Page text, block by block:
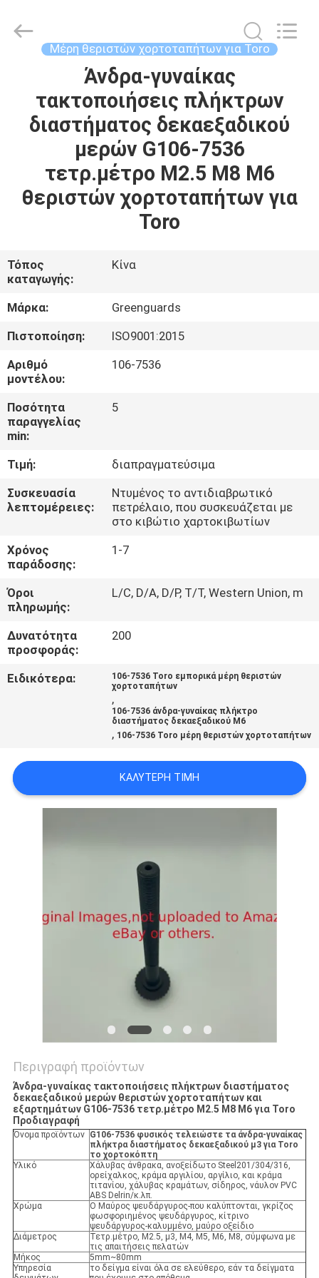
ΠΡΟΪΌΝΤΑ
ΠΕΡΊΠΟΥ
ΕΜΕΊΣ
ΕΡΓΟΣΤΑΣΊΩΝ
ΠΟΙΟΤΙΚΌΣ
ΈΛΕΓΧΟΣ
ΜΑΣ
ΕΛΆΤΕ
ΣΕ
ΜΕ
ΕΙΔΉΣΕΙΣ
ΖΗΤΉΣΤΕ
ΑΠΌΣΠΑΣΜΑ
SITEMAP
Trading
Μέρη θεριστών χορτοταπήτων για Toro
Άνδρα-γυναίκας
τακτοποιήσεις πλήκτρων
διαστήματος δεκαεξαδικού
μερών G106-7536
τετρ.μέτρο M2.5 M8 M6
θεριστών χορτοταπήτων για
Toro
Τόπος
καταγωγής:
Κίνα
Μάρκα:
Greenguards
Πιστοποίηση:
ISO9001:2015
Αριθμό
μοντέλου:
106-7536
Ποσότητα
παραγγελίας
min:
5
Τιμή:
διαπραγματεύσιμα
Συσκευασία
λεπτομέρειες:
Ντυμένος το αντιδιαβρωτικό
πετρέλαιο, που συσκευάζεται με
στο κιβώτιο χαρτοκιβωτίων
Χρόνος
παράδοσης:
1-7
Όροι
πληρωμής:
L/C, D/A, D/P, T/T, Western Union, m
Δυνατότητα
προσφοράς:
200
Ειδικότερα:
106-7536 Toro εμπορικά μέρη θεριστών
χορτοταπήτων
,
106-7536 άνδρα-γυναίκας πλήκτρο
διαστήματος δεκαεξαδικού M6
, 106-7536 Toro μέρη θεριστών χορτοταπήτων
ΚΑΛΎΤΕΡΗ ΤΙΜΉ
Περιγραφή προϊόντων
Άνδρα-γυναίκας τακτοποιήσεις πλήκτρων διαστήματος
δεκαεξαδικού μερών θεριστών χορτοταπήτων και
εξαρτημάτων G106-7536 τετρ.μέτρο M2.5 M8 M6 για Toro
Προδιαγραφή
Όνομα προϊόντων G106-7536 φυσικός τελειώστε τα άνδρα-γυναίκας
πλήκτρα διαστήματος δεκαεξαδικού μ3 για Toro
το χορτοκόπτη
Υλικό
Χάλυβας άνθρακα, ανοξείδωτο Steel201/304/316,
ορείχαλκος, κράμα αργιλίου, αργίλιο, και κράμα
τιτανίου, χάλυβας κραμάτων, σίδηρος, νάυλον PVC
ABS Delrin/κ.λπ.
Χρώμα
Ο Μαύρος ψευδάργυρος-που καλύπτονται, γκρίζος
φωσφοριημένος ψευδάργυρος, κίτρινο
ψευδάργυρος-καλυμμένο, μαύρο οξείδιο
Διάμετρος
Τετρ.μέτρο, M2.5, μ3, M4, M5, M6, M8, σύμφωνα με
τις απαιτήσεις πελατών
Μήκος
5mm~80mm
Υπηρεσία
το δείγμα είναι όλα σε ελεύθερο, εάν τα δείγματα